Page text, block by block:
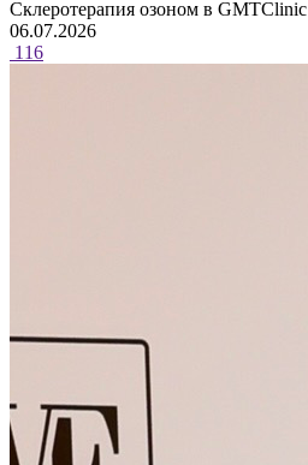
Склеротерапия озоном в GMTClinic
06.07.2026
116